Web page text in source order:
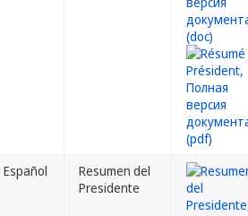
Español
Resumen del
Presidente